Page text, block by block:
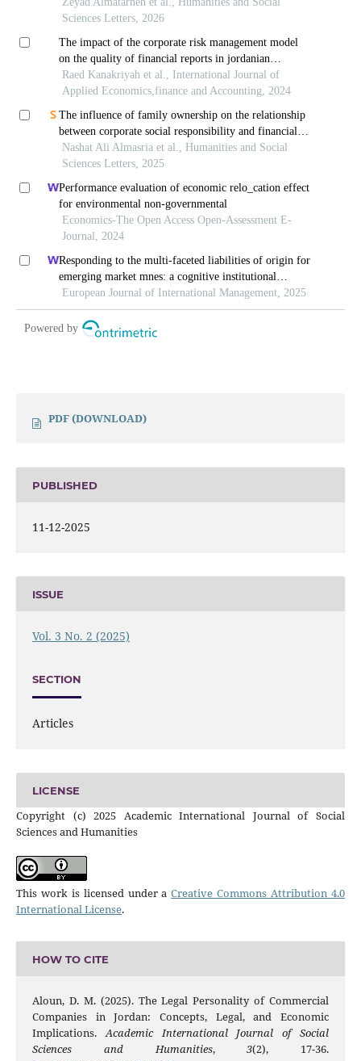
PDF (DOWNLOAD)
PUBLISHED
11-12-2025
ISSUE
Vol. 3 No. 2 (2025)
SECTION
Articles
LICENSE
Copyright (c) 2025 Academic International Journal of Social
Sciences and Humanities
This work is licensed under aCreative Commons Attribution 4.0
International License.
HOW TO CITE
Aloun, D. M. (2025). The Legal Personality of Commercial
Companies in Jordan: Concepts, Legal, and Economic
Implications.Academic International Journal of Social
Sciences and Humanities,3(2), 17-36.